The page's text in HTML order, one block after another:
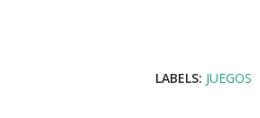
LABELS: JUEGOS